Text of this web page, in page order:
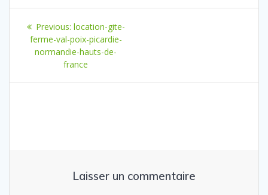
Navigation
l’article
Previous: Previous
post:
location-gite-
ferme-val-poix-picardie-
normandie-hauts-de-
france
Laisser un commentaire